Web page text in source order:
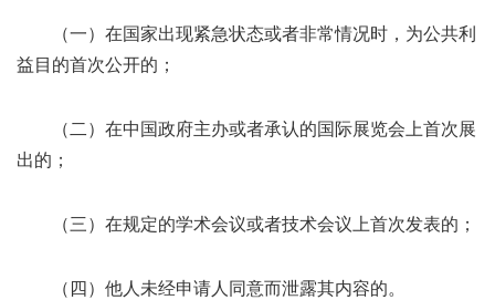
（一）在国家出现紧急状态或者非常情况时，为公共利
益目的首次公开的；
（二）在中国政府主办或者承认的国际展览会上首次展
出的；
（三）在规定的学术会议或者技术会议上首次发表的；
（四）他人未经申请人同意而泄露其内容的。